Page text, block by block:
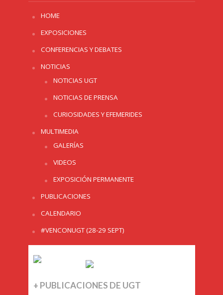
HOME
EXPOSICIONES
CONFERENCIAS Y DEBATES
NOTICIAS
NOTICIAS UGT
NOTICIAS DE PRENSA
CURIOSIDADES Y EFEMERIDES
MULTIMEDIA
GALERÍAS
VIDEOS
EXPOSICIÓN PERMANENTE
PUBLICACIONES
CALENDARIO
#VENCONUGT (28-29 SEPT)
+ PUBLICACIONES DE UGT